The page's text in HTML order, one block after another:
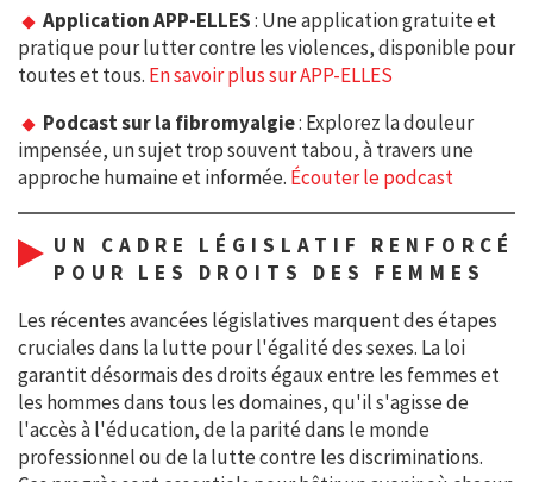
Application APP-ELLES: Une application gratuite et
pratique pour lutter contre les violences, disponible pour
toutes et tous. En savoir plus sur APP-ELLES
Podcast sur la fibromyalgie: Explorez la douleur
impensée, un sujet trop souvent tabou, à travers une
approche humaine et informée. Écouter le podcast
UN CADRE LÉGISLATIF RENFORCÉ
POUR LES DROITS DES FEMMES
Les récentes avancées législatives marquent des étapes
cruciales dans la lutte pour l'égalité des sexes. La loi
garantit désormais des droits égaux entre les femmes et
les hommes dans tous les domaines, qu'il s'agisse de
l'accès à l'éducation, de la parité dans le monde
professionnel ou de la lutte contre les discriminations.